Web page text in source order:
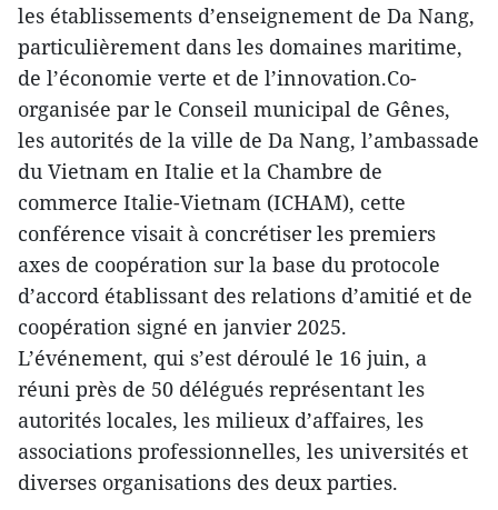
les établissements d’enseignement de Da Nang,
particulièrement dans les domaines maritime,
de l’économie verte et de l’innovation.Co-
organisée par le Conseil municipal de Gênes,
les autorités de la ville de Da Nang, l’ambassade
du Vietnam en Italie et la Chambre de
commerce Italie-Vietnam (ICHAM), cette
conférence visait à concrétiser les premiers
axes de coopération sur la base du protocole
d’accord établissant des relations d’amitié et de
coopération signé en janvier 2025.
L’événement, qui s’est déroulé le 16 juin, a
réuni près de 50 délégués représentant les
autorités locales, les milieux d’affaires, les
associations professionnelles, les universités et
diverses organisations des deux parties.​